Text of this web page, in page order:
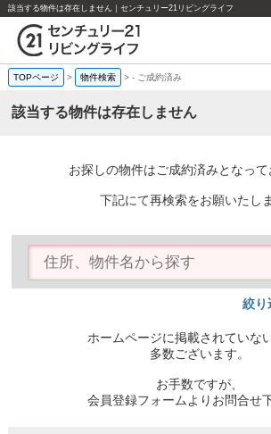
該当する物件は存在しません｜センチュリー21リビングライフ
TOPページ > 物件検索 >- ご成約済み
該当する物件は存在しません
お探しの物件はご成約済みとなって
下記にて再検索をお願いたしま
絞り
ホームページに掲載されていな
多数ございます。
お手数ですが、
会員登録フォームよりお問合せ